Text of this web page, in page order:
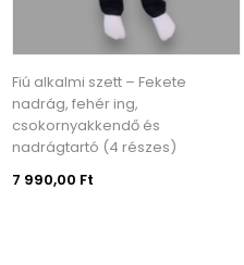
Fiú alkalmi szett – Fekete
nadrág, fehér ing,
csokornyakkendő és
nadrágtartó (4 részes)
7 990,00 Ft